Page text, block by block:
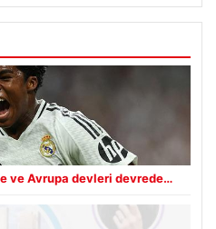
ve Avrupa devleri devrede…